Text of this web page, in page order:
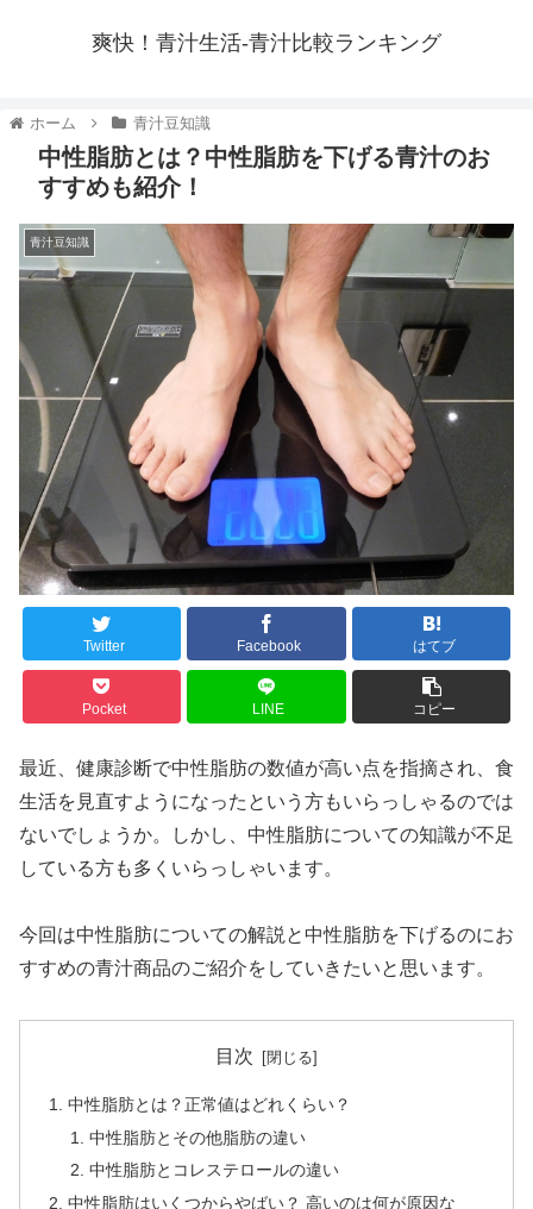
爽快！青汁生活-青汁比較ランキング
中性脂肪とは？中性脂肪を下げる青汁のお
すすめも紹介！
青汁豆知識
Twitter Facebook はてブ
Pocket LINE コピー
最近、健康診断で中性脂肪の数値が高い点を指摘され、食
生活を見直すようになったという方もいらっしゃるのでは
ないでしょうか。しかし、中性脂肪についての知識が不足
している方も多くいらっしゃいます。
今回は中性脂肪についての解説と中性脂肪を下げるのにお
すすめの青汁商品のご紹介をしていきたいと思います。
目次
中性脂肪とは？正常値はどれくらい？
中性脂肪とその他脂肪の違い
中性脂肪とコレステロールの違い
中性脂肪はいくつからやばい？ 高いのは何が原因な
ホーム 青汁豆知識